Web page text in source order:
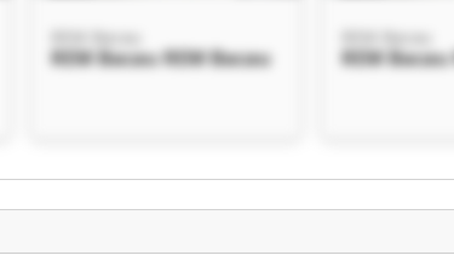
REM Bacau
REM Bacau REM Bacau
REM Bacau
REM